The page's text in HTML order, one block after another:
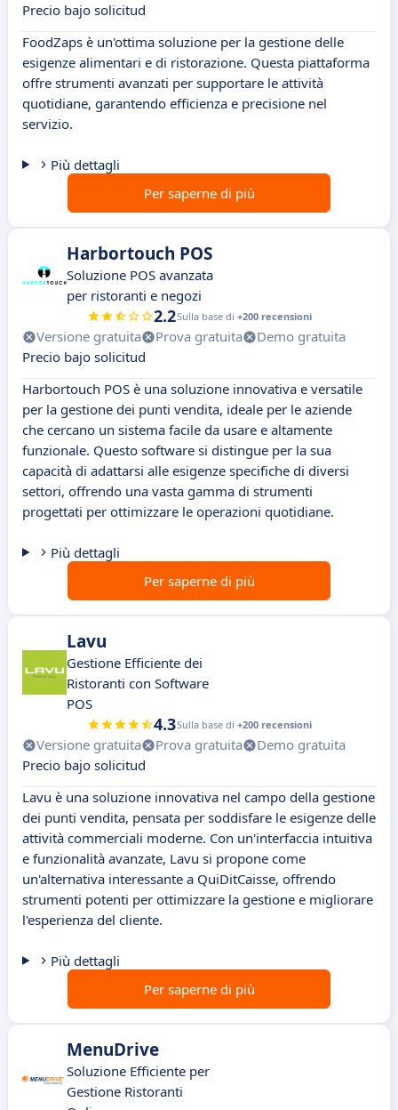
Precio bajo solicitud
FoodZaps è un'ottima soluzione per la gestione delle
esigenze alimentari e di ristorazione. Questa piattaforma
offre strumenti avanzati per supportare le attività
quotidiane, garantendo efficienza e precisione nel
servizio.
Più dettagli
Per saperne di più
Harbortouch POS
Soluzione POS avanzata
per ristoranti e negozi
2.2Sulla base di +200 recensioni
Versione gratuita Prova gratuita
Demo gratuita
Precio bajo solicitud
Harbortouch POS è una soluzione innovativa e versatile
per la gestione dei punti vendita, ideale per le aziende
che cercano un sistema facile da usare e altamente
funzionale. Questo software si distingue per la sua
capacità di adattarsi alle esigenze specifiche di diversi
settori, offrendo una vasta gamma di strumenti
progettati per ottimizzare le operazioni quotidiane.
Più dettagli
Per saperne di più
Lavu
Gestione Efficiente dei
Ristoranti con Software
POS
4.3Sulla base di +200 recensioni
Versione gratuita Prova gratuita
Demo gratuita
Precio bajo solicitud
Lavu è una soluzione innovativa nel campo della gestione
dei punti vendita, pensata per soddisfare le esigenze delle
attività commerciali moderne. Con un'interfaccia intuitiva
e funzionalità avanzate, Lavu si propone come
un'alternativa interessante a QuiDitCaisse, offrendo
strumenti potenti per ottimizzare la gestione e migliorare
l'esperienza del cliente.
Più dettagli
Per saperne di più
MenuDrive
Soluzione Efficiente per
Gestione Ristoranti